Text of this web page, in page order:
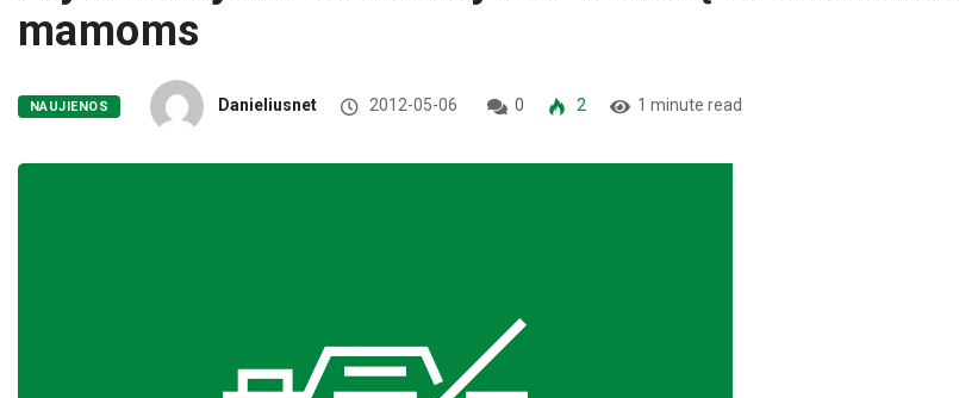
mamoms
NAUJIENOS Danieliusnet 2012-05-06 0 2 1 minute read